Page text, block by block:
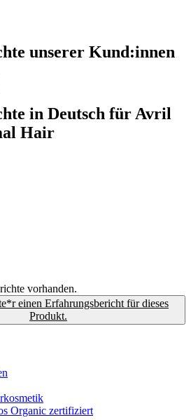
unserer Kund:innen
in Deutsch für Avril
Hair
vorhanden.
einen Erfahrungsbericht für dieses
Produkt.
Organic zertifiziert